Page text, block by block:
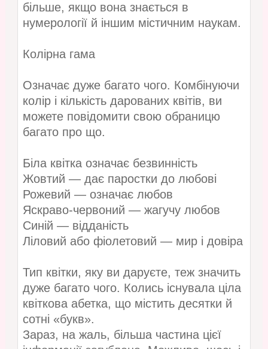
більше, якщо вона знається в
нумерології й іншим містичним наукам.
Колірна гама
Означає дуже багато чого. Комбінуючи
колір і кількість дарованих квітів, ви
можете повідомити свою обраницю
багато про що.
Біла квітка означає безвинність
Жовтий — дає паростки до любові
Рожевий — означає любов
Яскраво-червоний — жагучу любов
Синій — відданість
Ліловий або фіолетовий — мир і довіра
Тип квітки, яку ви даруєте, теж значить
дуже багато чого. Колись існувала ціла
квіткова абетка, що містить десятки й
сотні «букв».
Зараз, на жаль, більша частина цієї